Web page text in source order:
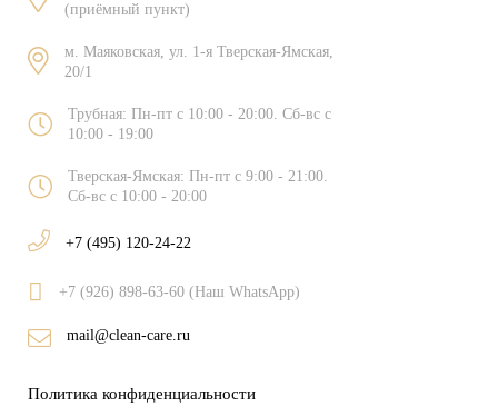
(приёмный пункт)
м. Маяковская, ул. 1-я Тверская-Ямская,
20/1
Трубная: Пн-пт c 10:00 - 20:00. Сб-вс с
10:00 - 19:00
Тверская-Ямская: Пн-пт c 9:00 - 21:00.
Сб-вс с 10:00 - 20:00
+7 (495) 120-24-22
+7 (926) 898-63-60 (Наш WhatsApp)
mail@clean-care.ru
Политика конфиденциальности